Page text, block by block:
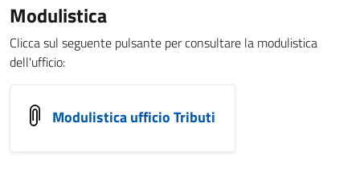
Modulistica
Clicca sul seguente pulsante per consultare la modulistica
dell'ufficio:
Modulistica ufficio Tributi